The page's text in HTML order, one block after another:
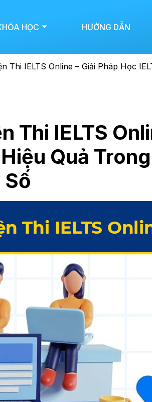
HỌC HƯỚNG DẪN
Thi IELTS Online – Giải Pháp Học
Thi IELTS
Quả